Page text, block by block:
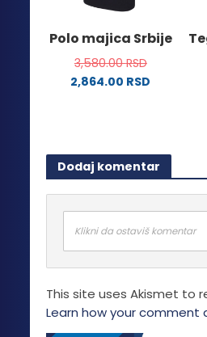
izabrane
stranici
proizvoda.
Polo majica Srbije
3,580.00RSD
2,864.00 RSD
više
varijanti.
Opcije
mogu
biti
izabrane
na
stranici
Dodaj komentar
Klikni da ostaviš komentar
This site uses Akismet to
Learn how your comment